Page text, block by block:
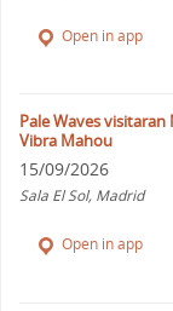
Open in app
Pale Waves
Vibra Mahou
15/09/2026
Sala El Sol, Madrid
Open in app